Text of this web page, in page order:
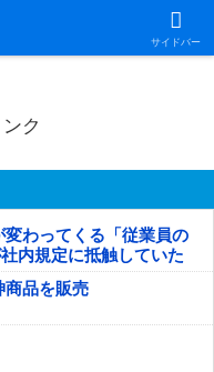
サイドバー
ク
変わってくる「従業員の
内規定に抵触していた
商品を販売